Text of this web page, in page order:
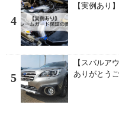
4
【実例あり
5
【スバルア
ありがとう